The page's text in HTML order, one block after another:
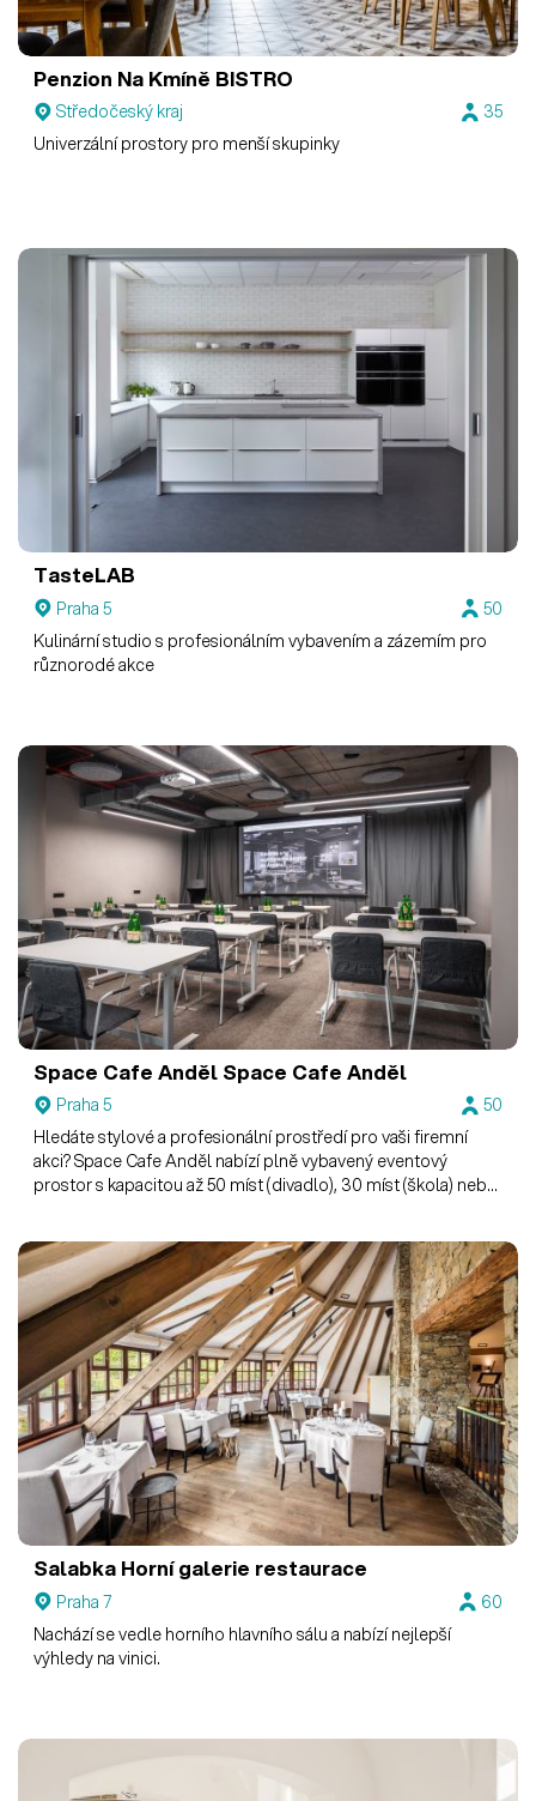
Penzion Na Kmíně BISTRO
Středočeský kraj
35
Univerzální prostory pro menší skupinky
TasteLAB
Praha 5
50
Kulinární studio s profesionálním vybavením a zázemím pro
různorodé akce
Space Cafe Anděl Space Cafe Anděl
Praha 5
50
Hledáte stylové a profesionální prostředí pro vaši firemní
akci? Space Cafe Anděl nabízí plně vybavený eventový
prostor s kapacitou až 50 míst (divadlo), 30 míst (škola) nebo
Salabka Horní galerie restaurace
Praha 7
60
Nachází se vedle horního hlavního sálu a nabízí nejlepší
výhledy na vinici.